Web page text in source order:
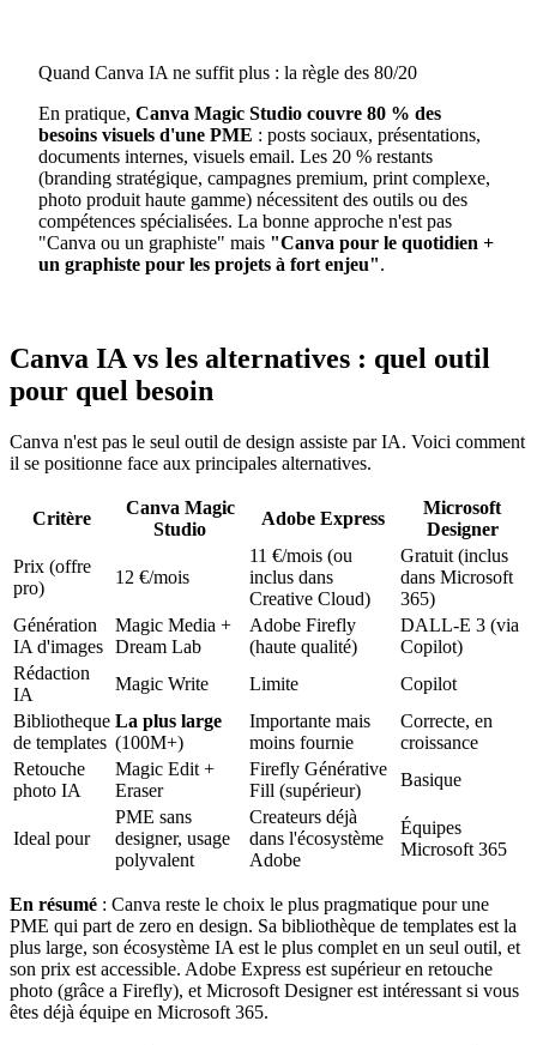
Quand Canva IA ne suffit plus : la règle des 80/20
En pratique, Canva Magic Studio couvre 80 % des
besoins visuels d'une PME : posts sociaux, présentations,
documents internes, visuels email. Les 20 % restants
(branding stratégique, campagnes premium, print complexe,
photo produit haute gamme) nécessitent des outils ou des
compétences spécialisées. La bonne approche n'est pas
"Canva ou un graphiste" mais "Canva pour le quotidien +
un graphiste pour les projets à fort enjeu".
Canva IA vs les alternatives : quel outil
pour quel besoin
Canva n'est pas le seul outil de design assiste par IA. Voici comment
il se positionne face aux principales alternatives.
Critère
Canva Magic
Studio
Adobe Express
Microsoft
Designer
Prix (offre
pro)
12 €/mois
11 €/mois (ou
inclus dans
Creative Cloud)
Gratuit (inclus
dans Microsoft
365)
Génération
IA d'images
Magic Media +
Dream Lab
Adobe Firefly
(haute qualité)
DALL-E 3 (via
Copilot)
Rédaction
IA
Magic Write Limite
Copilot
Bibliotheque
de templates
La plus large
(100M+)
Importante mais
moins fournie
Correcte, en
croissance
Retouche
photo IA
Magic Edit +
Eraser
Firefly Générative
Fill (supérieur)
Basique
Ideal pour
PME sans
designer, usage
polyvalent
Createurs déjà
dans l'écosystème
Adobe
Équipes
Microsoft 365
En résumé : Canva reste le choix le plus pragmatique pour une
PME qui part de zero en design. Sa bibliothèque de templates est la
plus large, son écosystème IA est le plus complet en un seul outil, et
son prix est accessible. Adobe Express est supérieur en retouche
photo (grâce a Firefly), et Microsoft Designer est intéressant si vous
êtes déjà équipe en Microsoft 365.